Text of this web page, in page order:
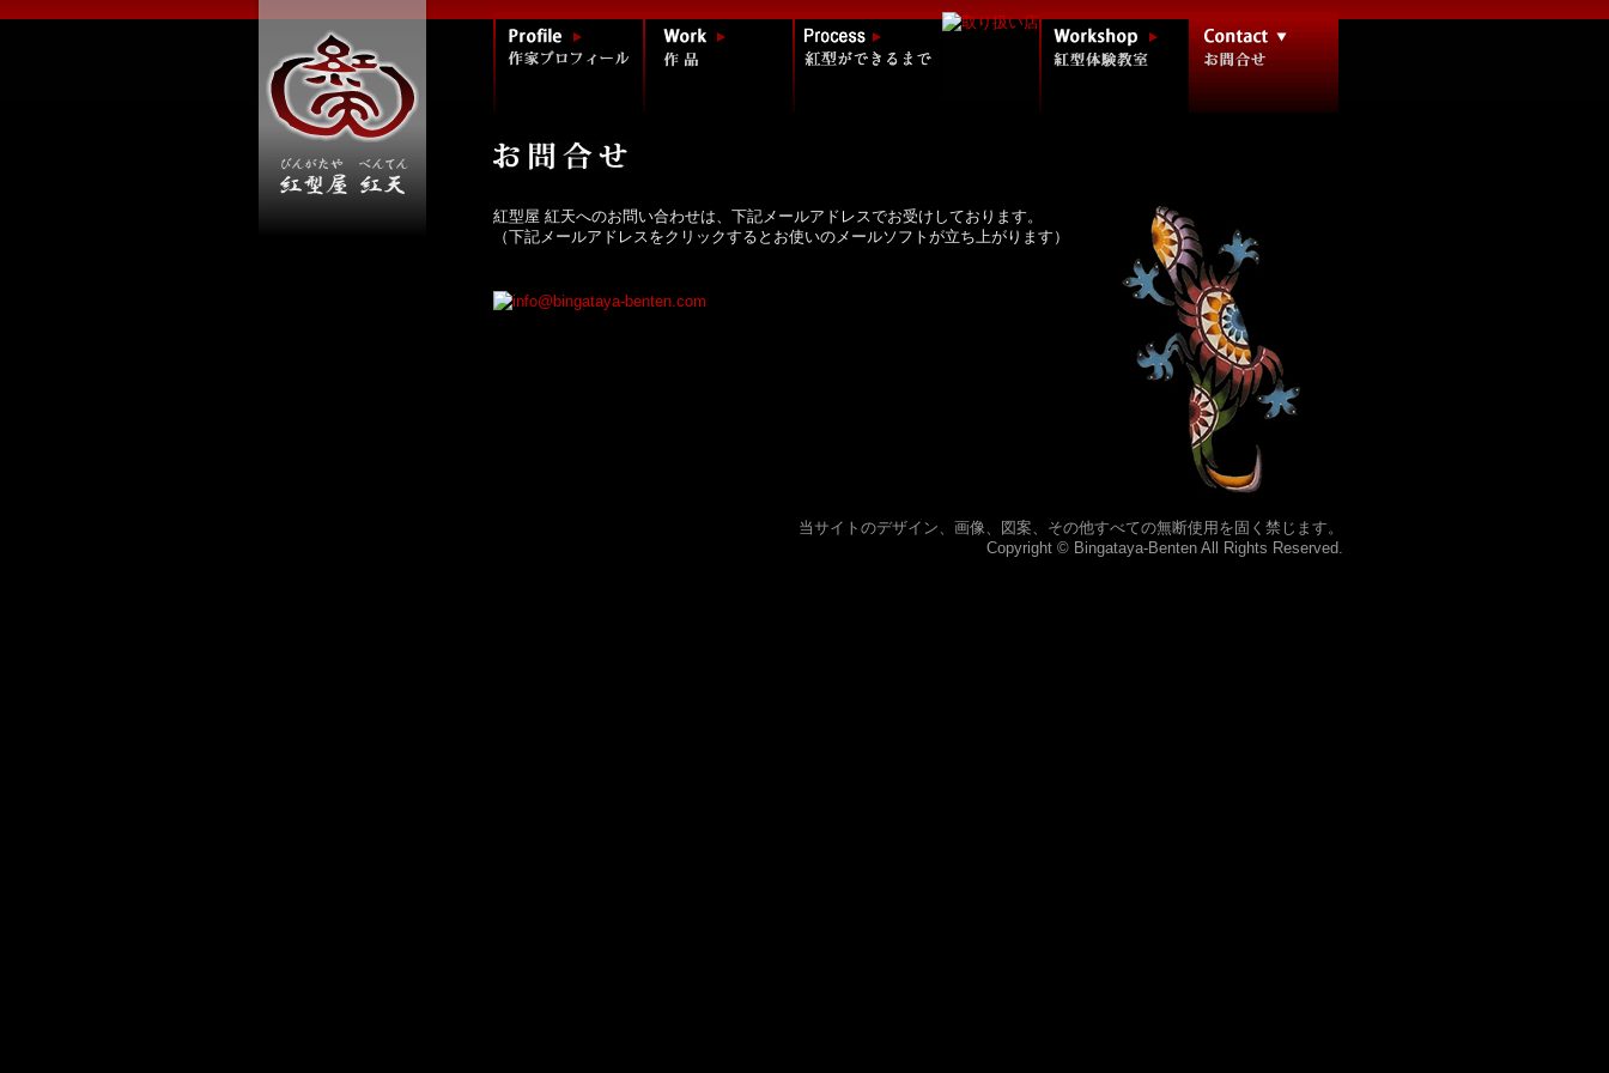
紅型屋 紅天へのお問い合わせは、下記メールアドレスでお受けしております。
（下記メールアドレスをクリックするとお使いのメールソフトが立ち上がります）
当サイトのデザイン、画像、図案、その他すべての無断使用を固く禁じます。
Copyright © Bingataya-Benten All Rights Reserved.